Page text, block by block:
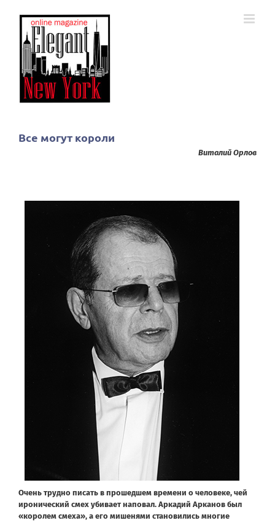
Все могут короли
Виталий Орлов
Очень трудно писать в прошедшем времени о человеке, чей
иронический смех убивает наповал. Аркадий Арканов был
«королем смеха», а его мишенями становились многие